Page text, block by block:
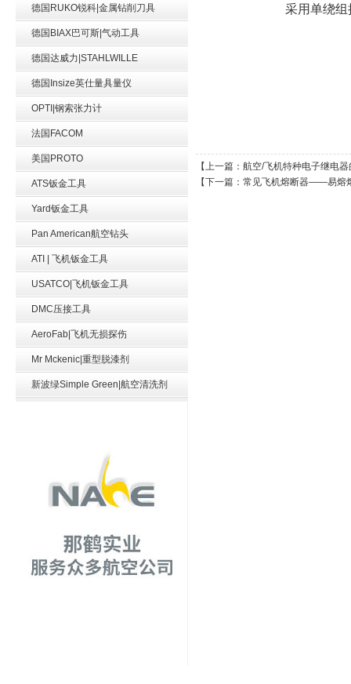
德国RUKO锐科|金属钻削刀具
德国BIAX巴可斯|气动工具
德国达威力|STAHLWILLE
德国Insize英仕量具量仪
OPTI|钢索张力计
法国FACOM
美国PROTO
ATS钣金工具
Yard钣金工具
Pan American航空钻头
ATI | 飞机钣金工具
USATCO|飞机钣金工具
DMC压接工具
AeroFab|飞机无损探伤
Mr Mckenic|重型脱漆剂
新波绿Simple Green|航空清洗剂
采用单绕
【上一篇： 航空/飞机特种电子继电器
【下一篇： 常见飞机熔断器——易熔